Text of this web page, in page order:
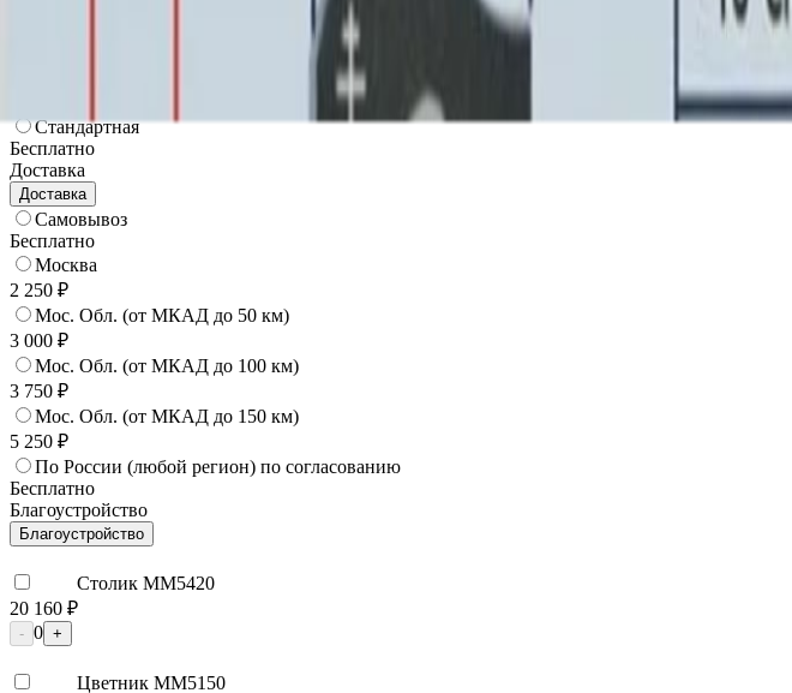
Стандартная
Бесплатно
Доставка
Доставка
Самовывоз
Бесплатно
Москва
2 250 ₽
Мос. Обл. (от МКАД до 50 км)
3 000 ₽
Мос. Обл. (от МКАД до 100 км)
3 750 ₽
Мос. Обл. (от МКАД до 150 км)
5 250 ₽
По России (любой регион) по согласованию
Бесплатно
Благоустройство
Благоустройство
Столик ММ5420
20 160 ₽
- 0 +
Цветник ММ5150